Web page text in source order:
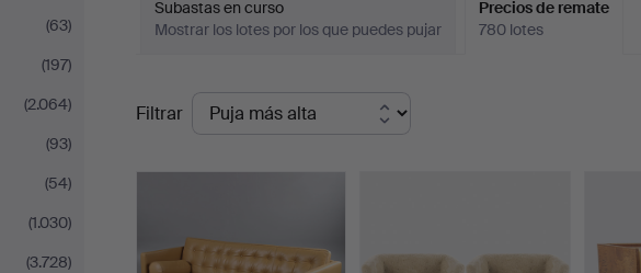
(63)
(197)
(2.064)
(93)
(54)
(1.030)
(3.728)
Subastas en curso
Mostrar los lotes por los que puedes pujar
Precios de remate
780 lotes
Precios
de
remate
Filtrar